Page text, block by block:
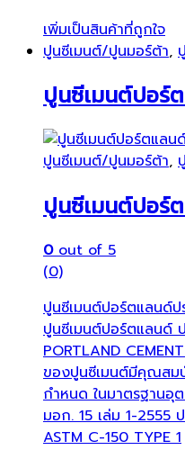
เพิ่มเป็นสินค้าที่ถูกใจ
ปูนซีเมนต์/ปูนมอร์ต้า,
ปูนซีเมนต์ปอร์
ปูนซีเมนต์/ปูนมอร์ต้า,
ปูนซีเมนต์ปอร์
0out of 5
(0)
ปูนซีเมนต์ปอร์ตแลนด์ป
ปูนซีเมนต์ปอร์ตแลนด์ ป
PORTLAND
ของปูนซีเมนต์มีคุณสม
กำหนด ในมาตรฐานอุ
มอก. 15 เล่ม 1-2555
ASTM C-150 TYPE 1